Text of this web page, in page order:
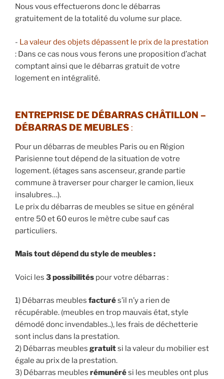
Nous vous effectuerons donc le débarras
gratuitement de la totalité du volume sur place.
​- La valeur des objets dépassent le prix de la prestation
: Dans ce cas nous vous ferons une proposition d’achat
comptant ainsi que le débarras gratuit de votre
logement en intégralité.
ENTREPRISE DE DÉBARRAS CHÂTILLON –
DÉBARRAS DE MEUBLES :
Pour un débarras de meubles Paris ou en Région
Parisienne tout dépend de la situation de votre
logement. (étages sans ascenseur, grande partie
commune à traverser pour charger le camion, lieux
insalubres…).
Le prix du débarras de meubles se situe en général
entre 50 et 60 euros le mètre cube sauf cas
particuliers.
Mais tout dépend du style de meubles :
Voici les 3 possibilités pour votre débarras :
1) Débarras meubles facturés’il n’y a rien de
récupérable. (meubles en trop mauvais état, style
démodé donc invendables..), les frais de déchetterie
sont inclus dans la prestation.
2) Débarras meubles gratuitsi la valeur du mobilier est
égale au prix de la prestation.
3) Débarras meubles rémunérési les meubles ont plus